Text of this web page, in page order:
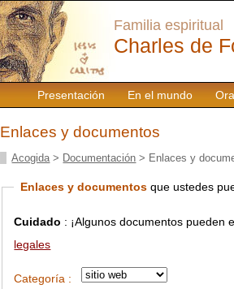
Presentación En el mundo
Familia espiritual
Charles de
Enlaces y documentos
Acogida > Documentación > Enlaces y
Enlaces y documentosque ustedes
Cuidado : ¡Algunos documentos
legales
Categoría :